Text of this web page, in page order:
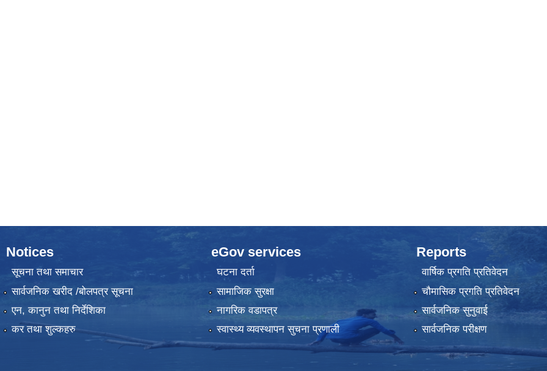
Notices
सूचना तथा समाचार
सार्वजनिक खरीद /बोलपत्र सूचना
एन, कानुन तथा निर्देशिका
कर तथा शुल्कहरु
eGov services
घटना दर्ता
सामाजिक सुरक्षा
नागरिक वडापत्र
स्वास्थ्य व्यवस्थापन सुचना प्रणाली
Reports
वार्षिक प्रगति प्रतिवेदन
चौमासिक प्रगति प्रतिवेदन
सार्वजनिक सुनुवाई
सार्वजनिक परीक्षण